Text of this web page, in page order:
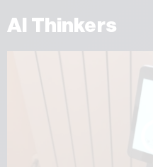
AI Thinkers